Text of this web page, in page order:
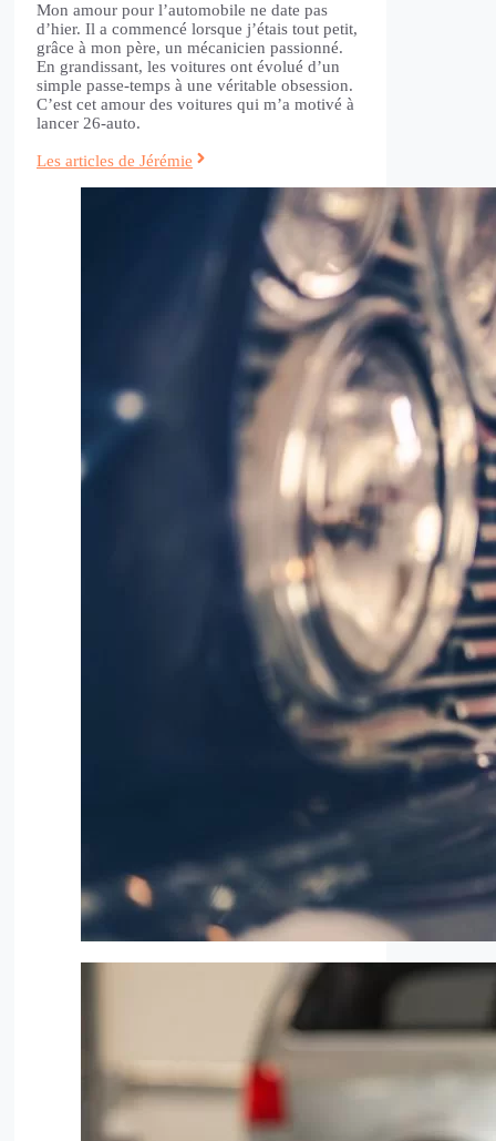
Mon amour pour l’automobile ne date pas
d’hier. Il a commencé lorsque j’étais tout petit,
grâce à mon père, un mécanicien passionné.
En grandissant, les voitures ont évolué d’un
simple passe-temps à une véritable obsession.
C’est cet amour des voitures qui m’a motivé à
lancer 26-auto.
Les articles de Jérémie